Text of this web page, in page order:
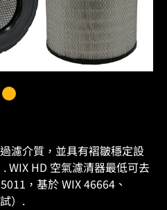
濾介質，並具有褶皺穩定設
WIX HD 空氣濾清器最低可去
，基於 WIX 46664、
）.